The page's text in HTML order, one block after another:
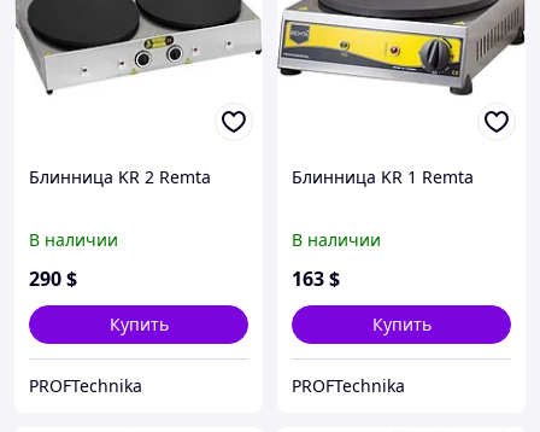
Блинница KR 2 Remta
В наличии
290$
Купить
PROFTechnika
Блинница KR 1 Remta
В наличии
163$
Купить
PROFTechnika